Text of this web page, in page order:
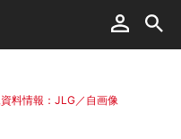
料情報：JLG／自画像